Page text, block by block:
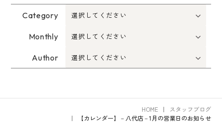
Category
Monthly
Author
HOME
スタッフブログ
【カレンダー】－八代店－1月の営業日のお知らせ